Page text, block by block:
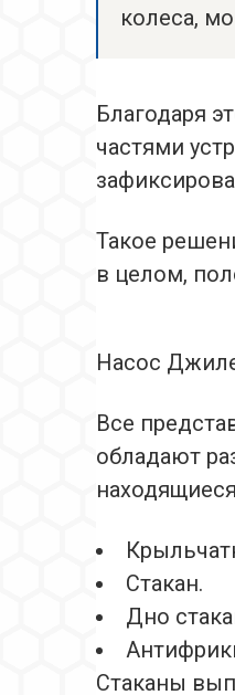
колеса,
Благодаря
частями
Такое
в целом,
Насос
Все
обладают
Стакан.
Дно
Стаканы